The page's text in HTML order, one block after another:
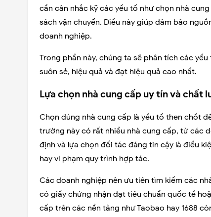
cần cân nhắc kỹ các yếu tố như chọn nhà
sách vận chuyển. Điều này giúp đảm bảo
doanh nghiệp.
Trong phần này, chúng ta sẽ phân tích các
suôn sẻ, hiệu quả và đạt hiệu quả cao nhất.
Lựa chọn nhà cung cấp uy tín và chất
Chọn đúng nhà cung cấp là yếu tố then chốt
trường này có rất nhiều nhà cung cấp, từ các
định và lựa chọn đối tác đáng tin cậy là điều
hay vi phạm quy trình hợp tác.
Các doanh nghiệp nên ưu tiên tìm kiếm các
có giấy chứng nhận đạt tiêu chuẩn quốc tế
cấp trên các nền tảng như Taobao hay 1688